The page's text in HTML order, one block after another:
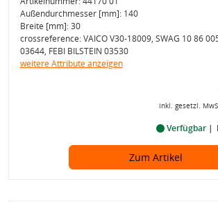
Außendurchmesser [mm]: 140
Breite [mm]: 30
crossreference: VAICO V30-18009, SWAG 10 86
03644, FEBI BILSTEIN 03530
weitere Attribute anzeigen
inkl. gesetzl.
Verfügbar
Zum Artikel